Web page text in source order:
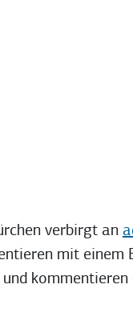
verbirgt an
mit einem